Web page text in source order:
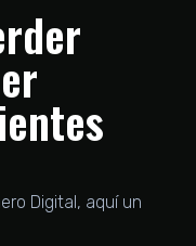
Digital, aquí un